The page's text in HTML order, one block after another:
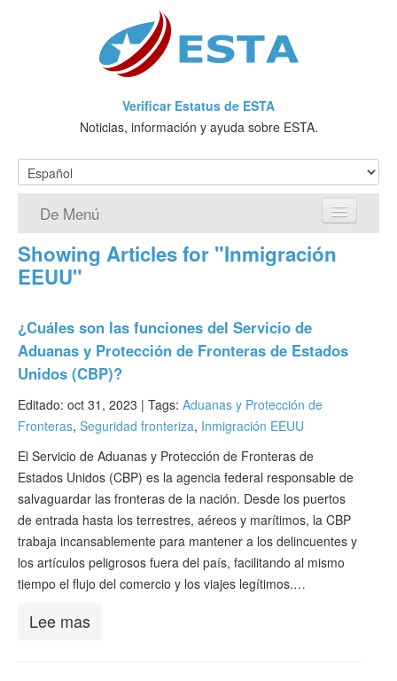
Verificar Estatus de ESTA
Noticias, información y ayuda sobre ESTA.
De Menú
Página de inicio
¿Qué es ESTA?
VWP
Verificar ESTA
ESTA Información
Contacto
Showing Articles for "Inmigración
EEUU"
¿Cuáles son las funciones del Servicio de
Aduanas y Protección de Fronteras de Estados
Unidos (CBP)?
Editado: oct 31, 2023 | Tags: Aduanas y Protección de
Fronteras, Seguridad fronteriza, Inmigración EEUU
El Servicio de Aduanas y Protección de Fronteras de
Estados Unidos (CBP) es la agencia federal responsable de
salvaguardar las fronteras de la nación. Desde los puertos
de entrada hasta los terrestres, aéreos y marítimos, la CBP
trabaja incansablemente para mantener a los delincuentes y
los artículos peligrosos fuera del país, facilitando al mismo
tiempo el flujo del comercio y los viajes legítimos.…
Lee mas